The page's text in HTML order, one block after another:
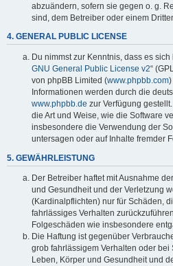
abzuändern, sofern sie gegen o. g.
sind, dem Betreiber oder einem
4. GENERAL PUBLIC LICENSE
Du nimmst zur Kenntnis, dass es
GNU General Public License v2“
von phpBB Limited (www.phpbb.com)
Informationen werden durch die
www.phpbb.de zur Verfügung
die Art und Weise, wie die Software
insbesondere die Verwendung der
untersagen oder auf Inhalte fremder
5. GEWÄHRLEISTUNG
Der Betreiber haftet mit Ausnahme
und Gesundheit und der Verletzung
(Kardinalpflichten) nur für Schäden,
fahrlässiges Verhalten
Folgeschäden wie insbesondere
Die Haftung ist gegenüber
grob fahrlässigem Verhalten oder
Leben, Körper und Gesundheit und